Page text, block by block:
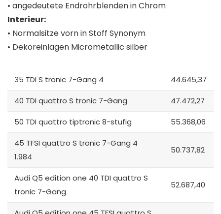
• angedeutete Endrohrblenden in Chrom
Interieur:
• Normalsitze vorn in Stoff Synonym
• Dekoreinlagen Micrometallic silber
35 TDI S tronic 7-Gang 4 44.645,37
40 TDI quattro S tronic 7-Gang 47.472,27
50 TDI quattro tiptronic 8-stufig 55.368,06
45 TFSI quattro S tronic 7-Gang 4
1.984
50.737,82
Audi Q5 edition one 40 TDI quattro S
tronic 7-Gang
52.687,40